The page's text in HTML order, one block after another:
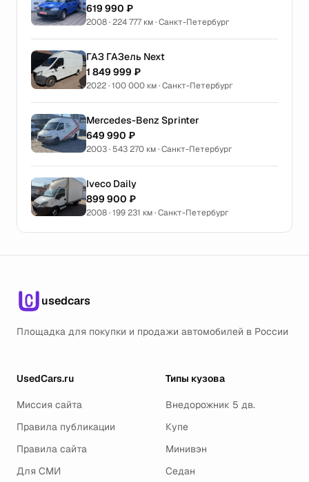
619 990 ₽
2008 · 224 777 км · Санкт-Петербург
ГАЗ ГАЗель Next
1 849 999 ₽
2022 · 100 000 км · Санкт-Петербург
Mercedes-Benz Sprinter
649 990 ₽
2003 · 543 270 км · Санкт-Петербург
Iveco Daily
899 900 ₽
2008 · 199 231 км · Санкт-Петербург
usedcars
Площадка для покупки и продажи автомобилей в России
UsedCars.ru
Миссия сайта
Правила публикации
Правила сайта
Для СМИ
Типы кузова
Внедорожник 5 дв.
Купе
Минивэн
Седан